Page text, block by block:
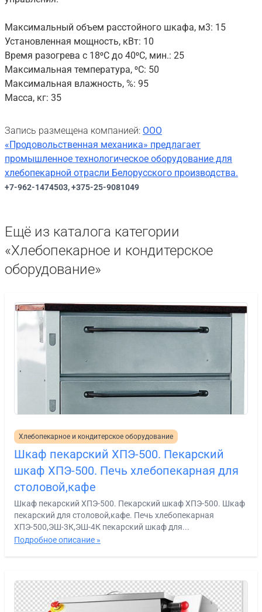
Максимальный объем расстойного шкафа, м3: 15
Установленная мощность, кВт: 10
Время разогрева с 18⁰С до 40⁰С, мин.: 25
Максимальная температура, ⁰С: 50
Максимальная влажность, %: 95
Масса, кг: 35
Запись размещена компанией: ООО
«Продовольственная механика» предлагает
промышленное технологическое оборудование для
хлебопекарной отрасли Белорусского производства.
+7-962-1474503, +375-25-9081049
Ещё из каталога категории
«Хлебопекарное и кондитерское
оборудование»
Хлебопекарное и кондитерское оборудование
Шкаф пекарский ХПЭ-500. Пекарский
шкаф ХПЭ-500. Печь хлебопекарная для
столовой,кафе
Шкаф пекарский ХПЭ-500. Пекарский шкаф ХПЭ-500. Шкаф
пекарский для столовой,кафе. Печь хлебопекарная
ХПЭ-500,ЭШ-3К,ЭШ-4К пекарский шкаф для...
Подробное описание »